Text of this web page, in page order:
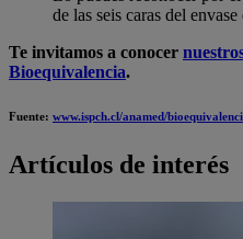
de las seis caras del
Te invitamos a conocer
Bioequivalencia.
Fuente: www.ispch.cl/anamed/
Artículos de interés